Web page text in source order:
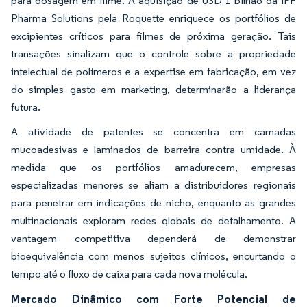
Pharma Solutions pela Roquette enriquece os portfólios de
excipientes críticos para filmes de próxima geração. Tais
transações sinalizam que o controle sobre a propriedade
intelectual de polímeros e a expertise em fabricação, em vez
do simples gasto em marketing, determinarão a liderança
futura.
A atividade de patentes se concentra em camadas
mucoadesivas e laminados de barreira contra umidade. À
medida que os portfólios amadurecem, empresas
especializadas menores se aliam a distribuidores regionais
para penetrar em indicações de nicho, enquanto as grandes
multinacionais exploram redes globais de detalhamento. A
vantagem competitiva dependerá de demonstrar
bioequivalência com menos sujeitos clínicos, encurtando o
tempo até o fluxo de caixa para cada nova molécula.
Mercado Dinâmico com Forte Potencial de